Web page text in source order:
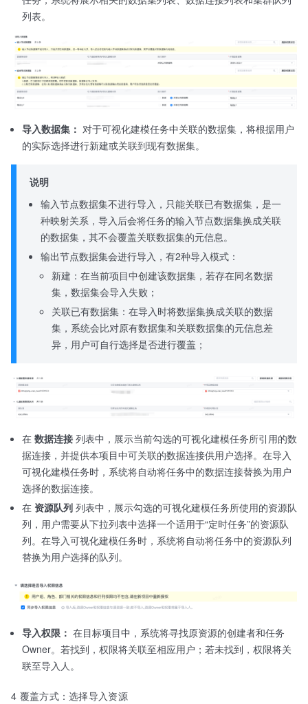
列表。
导入数据集： 对于可视化建模任务中关联的数据集，将根据用户
的实际选择进行新建或关联到现有数据集。
说明
输入节点数据集不进行导入，只能关联已有数据集，是一
种映射关系，导入后会将任务的输入节点数据集换成关联
的数据集，其不会覆盖关联数据集的元信息。
输出节点数据集会进行导入，有2种导入模式：
新建：在当前项目中创建该数据集，若存在同名数据
集，数据集会导入失败；
关联已有数据集：在导入时将数据集换成关联的数据
集，系统会比对原有数据集和关联数据集的元信息差
异，用户可自行选择是否进行覆盖；
在 数据连接 列表中，展示当前勾选的可视化建模任务所引用的数
据连接，并提供本项目中可关联的数据连接供用户选择。在导入
可视化建模任务时，系统将自动将任务中的数据连接替换为用户
选择的数据连接。
在 资源队列 列表中，展示勾选的可视化建模任务所使用的资源队
列，用户需要从下拉列表中选择一个适用于“定时任务”的资源队
列。在导入可视化建模任务时，系统将自动将任务中的资源队列
替换为用户选择的队列。
导入权限： 在目标项目中，系统将寻找原资源的创建者和任务
Owner。若找到，权限将关联至相应用户；若未找到，权限将关
联至导入人。
4 覆盖方式：选择导入资源